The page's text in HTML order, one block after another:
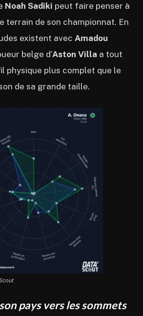
Noah Sadiki peut faire penser à
terrain de son championnat. En
existent avec Amadou
belge d’Aston Villa a tout
physique plus complet que le
de sa grande taille.
pays vers les sommets